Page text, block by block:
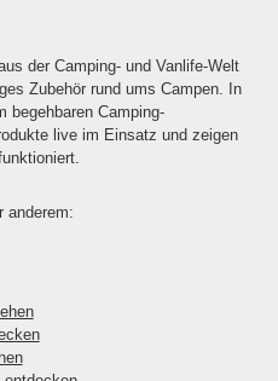
der Camping- und Vanlife-Welt
Zubehör rund ums Campen. In
begehbaren Camping-
live im Einsatz und zeigen
anderem: